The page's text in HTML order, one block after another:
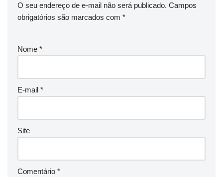
O seu endereço de e-mail não será publicado. Campos
obrigatórios são marcados com *
Nome *
E-mail *
Site
Comentário *